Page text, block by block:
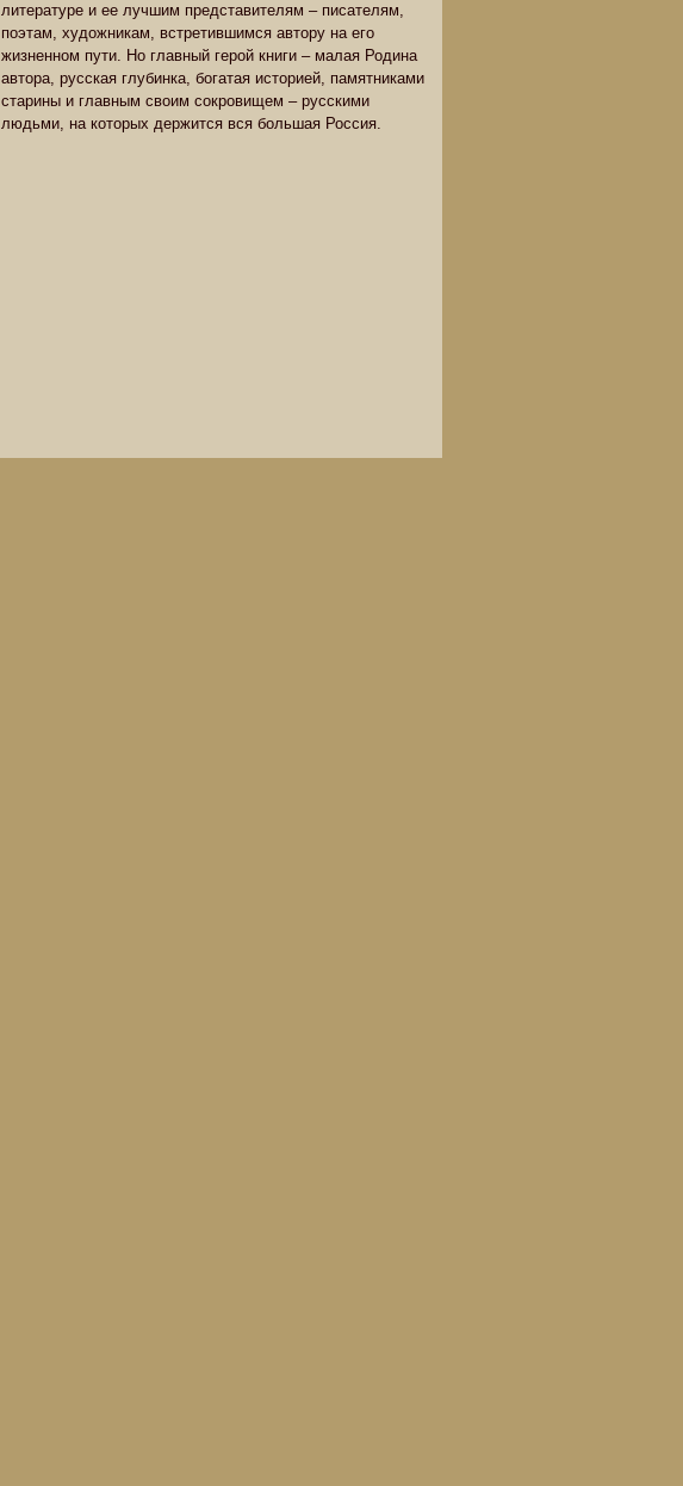
литературе и ее лучшим представителям – писателям,
поэтам, художникам, встретившимся автору на его
жизненном пути. Но главный герой книги – малая Родина
автора, русская глубинка, богатая историей, памятниками
старины и главным своим сокровищем – русскими
людьми, на которых держится вся большая Россия.